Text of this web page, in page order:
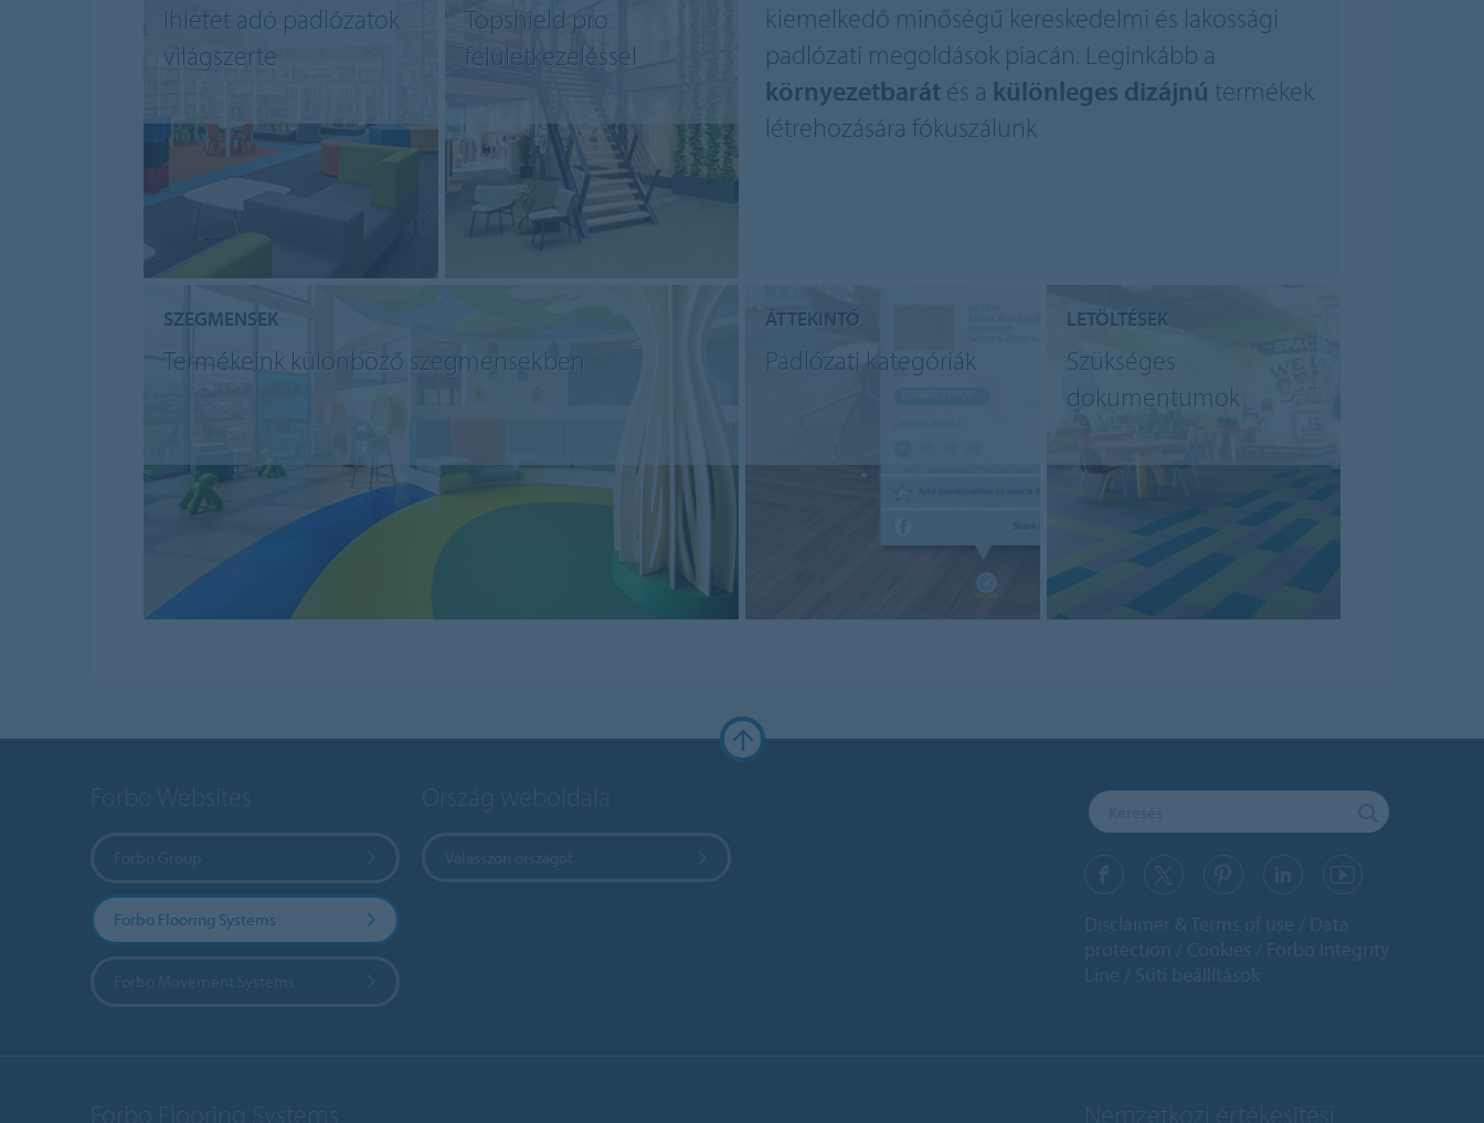
Ihletet adó padlózatok
világszerte
Topshield pro
felületkezeléssel
kiemelkedő minőségű kereskedelmi és lakossági
padlózati megoldások piacán. Leginkább a
környezetbarát és a különleges dizájnú termékek
létrehozására fókuszálunk
SZEGMENSEK
Termékeink különböző szegmensekben
ÁTTEKINTŐ
Padlózati kategóriák
LETÖLTÉSEK
Szükséges
dokumentumok
Forbo Flooring Systems